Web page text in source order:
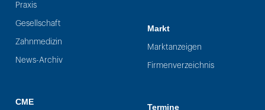
Praxis
Gesellschaft
Zahnmedizin
News-Archiv
CME
Markt
Marktanzeigen
Firmenverzeichnis
Termine